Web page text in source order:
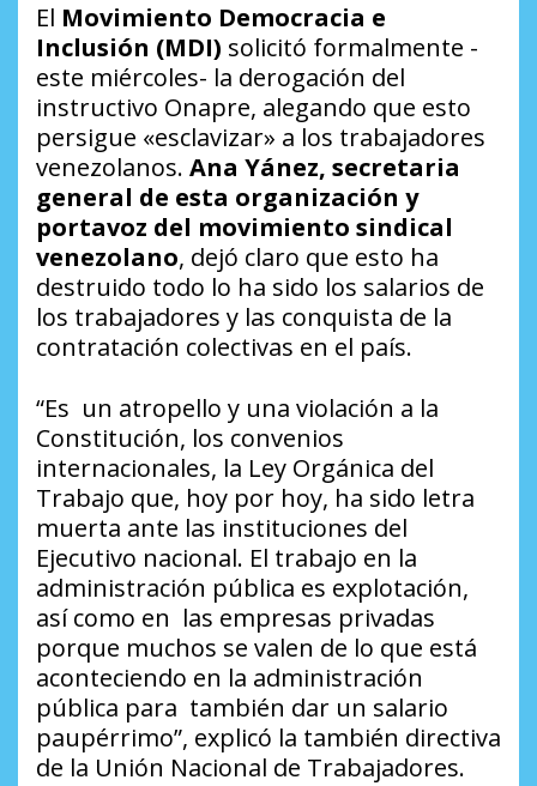
El Movimiento Democracia e
Inclusión (MDI) solicitó formalmente -
este miércoles- la derogación del
instructivo Onapre, alegando que esto
persigue «esclavizar» a los trabajadores
venezolanos. Ana Yánez, secretaria
general de esta organización y
portavoz del movimiento sindical
venezolano, dejó claro que esto ha
destruido todo lo ha sido los salarios de
los trabajadores y las conquista de la
contratación colectivas en el país.
“Es un atropello y una violación a la
Constitución, los convenios
internacionales, la Ley Orgánica del
Trabajo que, hoy por hoy, ha sido letra
muerta ante las instituciones del
Ejecutivo nacional. El trabajo en la
administración pública es explotación,
así como en las empresas privadas
porque muchos se valen de lo que está
aconteciendo en la administración
pública para también dar un salario
paupérrimo”, explicó la también directiva
de la Unión Nacional de Trabajadores.